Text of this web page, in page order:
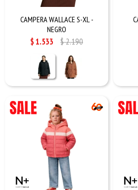
CAMPERA WALLACE S-XL -
NEGRO
$1.533 $2.190